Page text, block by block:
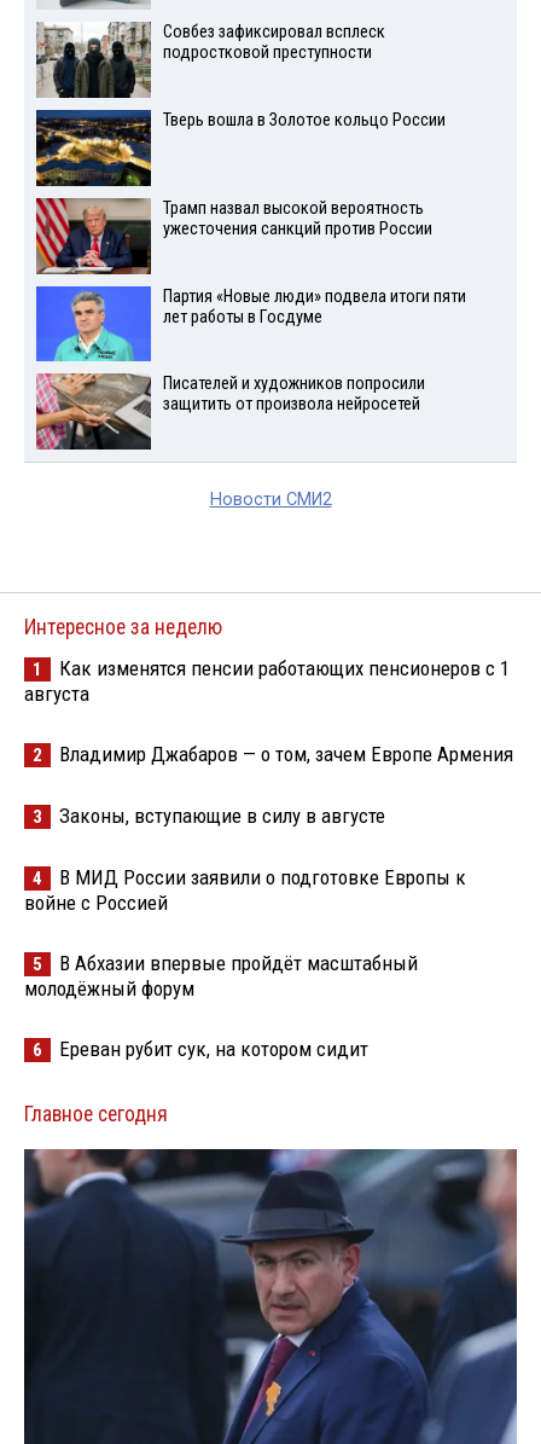
Совбез зафиксировал всплеск
подростковой преступности
Тверь вошла в Золотое кольцо России
Трамп назвал высокой вероятность
ужесточения санкций против России
Партия «Новые люди» подвела итоги пяти
лет работы в Госдуме
Писателей и художников попросили
защитить от произвола нейросетей
Новости СМИ2
Интересное за неделю
1
Как изменятся пенсии работающих пенсионеров с 1
августа
2 Владимир Джабаров — о том, зачем Европе Армения
3 Законы, вступающие в силу в августе
4
В МИД России заявили о подготовке Европы к
войне с Россией
5
В Абхазии впервые пройдёт масштабный
молодёжный форум
6 Ереван рубит сук, на котором сидит
Главное сегодня